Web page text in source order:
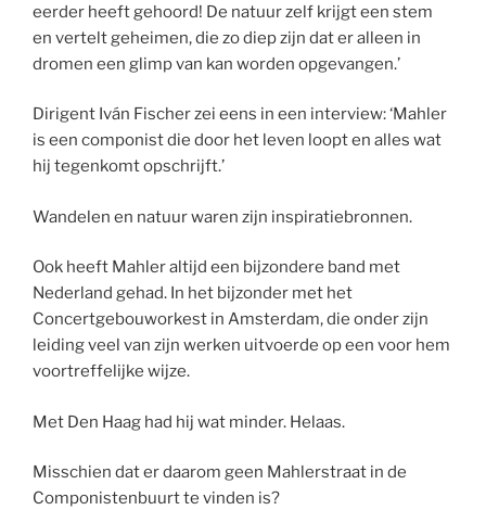
eerder heeft gehoord! De natuur zelf krijgt een stem
en vertelt geheimen, die zo diep zijn dat er alleen in
dromen een glimp van kan worden opgevangen.’
Dirigent Iván Fischer zei eens in een interview: ‘Mahler
is een componist die door het leven loopt en alles wat
hij tegenkomt opschrijft.’
Wandelen en natuur waren zijn inspiratiebronnen.
Ook heeft Mahler altijd een bijzondere band met
Nederland gehad. In het bijzonder met het
Concertgebouworkest in Amsterdam, die onder zijn
leiding veel van zijn werken uitvoerde op een voor hem
voortreffelijke wijze.
Met Den Haag had hij wat minder. Helaas.
Misschien dat er daarom geen Mahlerstraat in de
Componistenbuurt te vinden is?